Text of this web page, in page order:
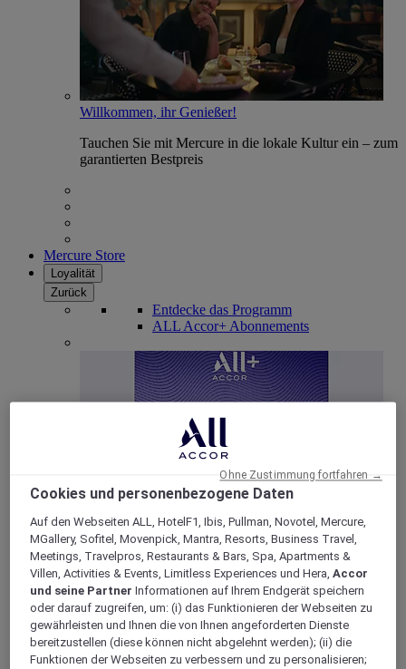
Willkommen, ihr Genießer!
Tauchen Sie mit Mercure in die lokale Kultur ein – zum
garantierten Bestpreis
Mercure Store
Loyalität
Zurück
Entdecke das Programm
ALL Accor+ Abonnements
ALL Accor+ Voyager
15% rabatt das ganze Jahr über auf Ihre Aufenthalte
bei über 30 Marken
JETZT ANMELDEN
Mehr
Cookies und personenbezogene Daten
Auf den Webseiten ALL, HotelF1, Ibis, Pullman, Novotel, Mercure,
MGallery, Sofitel, Movenpick, Mantra, Resorts, Business Travel,
Meetings, Travelpros, Restaurants & Bars, Spa, Apartments &
Villen, Activities & Events, Limitless Experiences und Hera,Accor
und seine Partner Informationen auf Ihrem Endgerät speichern
oder darauf zugreifen, um: (i) das Funktionieren der Webseiten zu
gewährleisten und Ihnen die von Ihnen angeforderten Dienste
bereitzustellen (diese können nicht abgelehnt werden); (ii) die
Funktionen der Webseiten zu verbessern und zu personalisieren;
Ohne Zustimmung fortfahren →